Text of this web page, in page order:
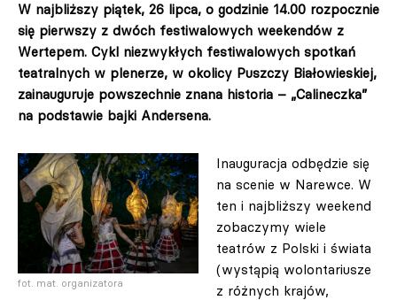
W najbliższy piątek, 26 lipca, o godzinie 14.00 rozpocznie
się pierwszy z dwóch festiwalowych weekendów z
Wertepem. Cykl niezwykłych festiwalowych spotkań
teatralnych w plenerze, w okolicy Puszczy Białowieskiej,
zainauguruje powszechnie znana historia – „Calineczka”
na podstawie bajki Andersena.
fot. mat. organizatora
Inauguracja odbędzie się
na scenie w Narewce. W
ten i najbliższy weekend
zobaczymy wiele
teatrów z Polski i świata
(wystąpią wolontariusze
z różnych krajów,